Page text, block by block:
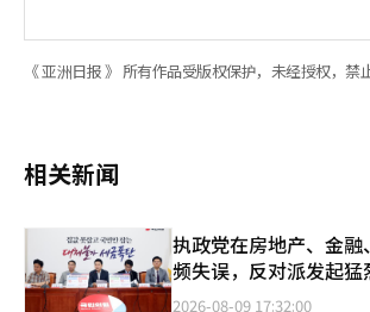
《 亚洲日报 》 所有作品受版权保护，未经授权，禁
相关新闻
执政党在房地产、金
频失误，反对派发起猛
2026-08-09 17:32:00